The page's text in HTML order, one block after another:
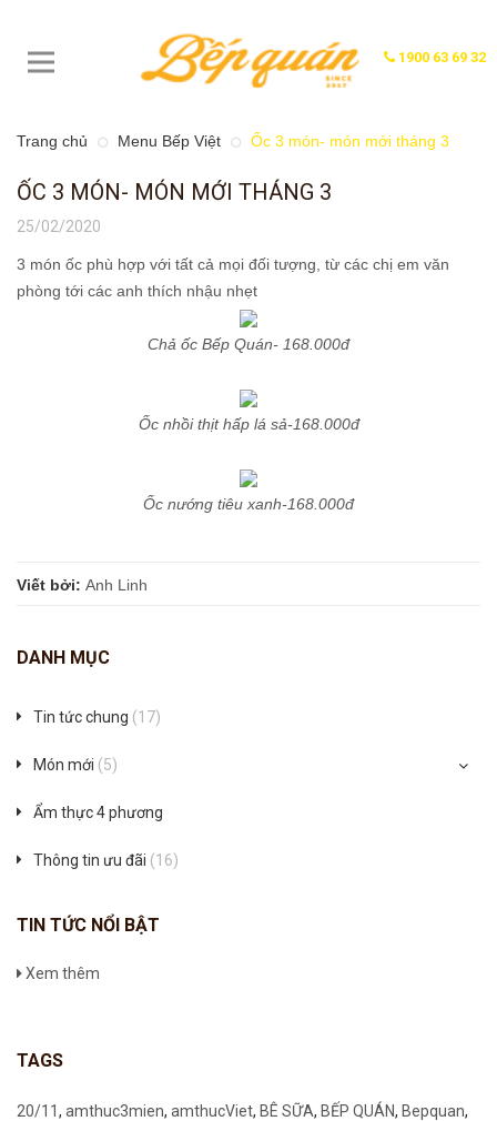
1900 63 69 32
Trang chủ Menu Bếp Việt Ốc 3 món- món mới tháng 3
ỐC 3 MÓN- MÓN MỚI THÁNG 3
25/02/2020
3 món ốc phù hợp với tất cả mọi đối tượng, từ các chị em văn
phòng tới các anh thích nhậu nhẹt
Chả ốc Bếp Quán- 168.000đ
Ốc nhồi thịt hấp lá sả-168.000đ
Ốc nướng tiêu xanh-168.000đ
Viết bởi: Anh Linh
DANH MỤC
Tin tức chung (17)
Món mới (5)
Ẩm thực 4 phương
Thông tin ưu đãi (16)
TIN TỨC NỔI BẬT
Xem thêm
TAGS
20/11, amthuc3mien, amthucViet, BÊ SỮA, BẾP QUÁN, Bepquan,